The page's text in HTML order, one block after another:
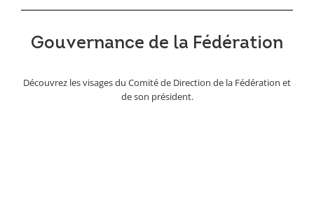
Gouvernance de la Fédération
Découvrez les visages du Comité de Direction de la Fédération et
de son président.